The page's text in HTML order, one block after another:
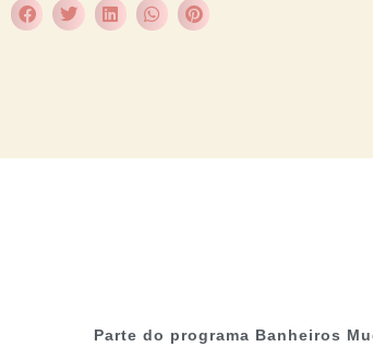
Parte do programa Banheiros